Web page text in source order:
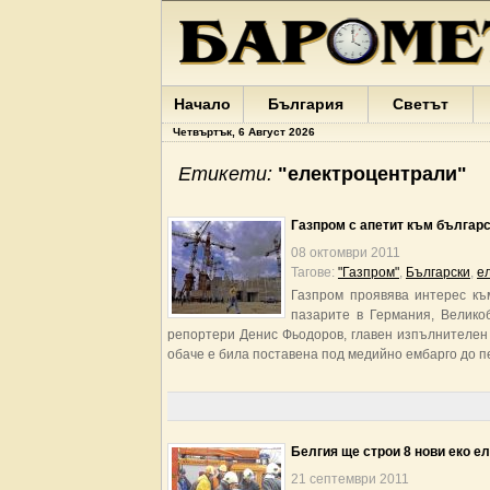
Начало България Светът
Четвъртък, 6 Август 2026
Етикети: "електроцентрали"
Газпром с апетит към
08 октомври 2011
Тагове: "Газпром", Български,
Газпром проявява интерес
пазарите в Германия,
репортери Денис Фьодоров, главен
обаче е била поставена под медийно ембарго до
Белгия ще строи 8 нови еко
21 септември 2011